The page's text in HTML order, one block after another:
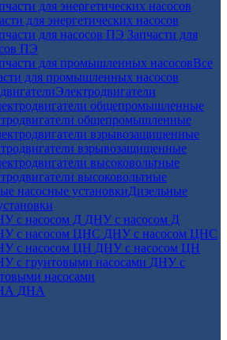
для энергетических насосов
Запчасти для
ПЭ
Все
для промышленных насосов
Электродвигатели
общепромышленные
взрывозащищенные
высоковольтные
Дизельные
ДНУ с насосом Д
ДНУ с насосом ЦНС
ДНУ с насосом ЦН
ДНУ с
насосами
ДНА